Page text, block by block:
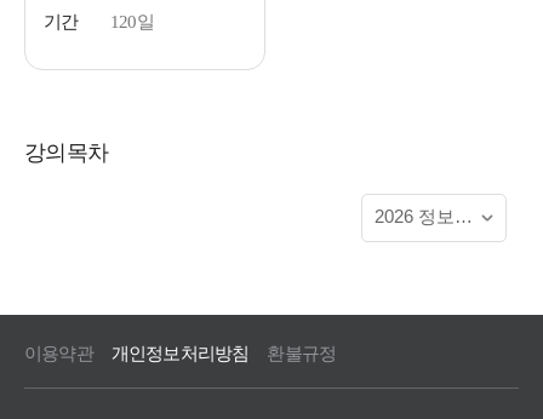
기간 120일
강의목차
이용약관 개인정보처리방침 환불규정